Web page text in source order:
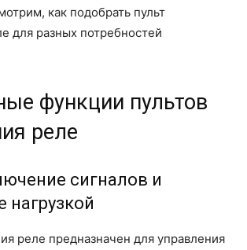
как подобрать пульт
для разных потребностей
функции пультов
реле
сигналов и
нагрузкой
реле предназначен для управления